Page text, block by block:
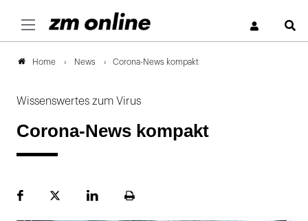
Home News Corona-News kompakt
Wissenswertes zum Virus
Corona-News kompakt
FacebookPlattformLinekdInSeite